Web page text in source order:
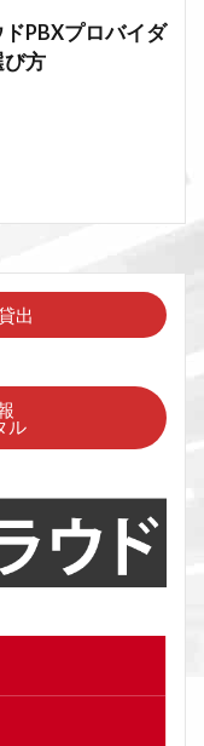
PBXプロバイダ
び方
出
ル